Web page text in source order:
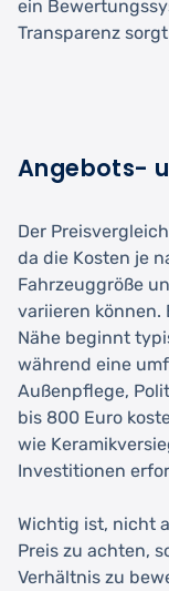
ein
Transparenz
Angebots-
Der
da die Kosten je
Fahrzeuggröße
variieren können.
Nähe beginnt
während eine
Außenpflege,
bis 800 Euro
wie
Investitionen
Wichtig ist, nicht
Preis zu achten,
Verhältnis zu